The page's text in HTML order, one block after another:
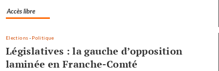
Accès libre
Elections - Politique
Législatives : la gauche d’opposition
laminée en Franche-Comté